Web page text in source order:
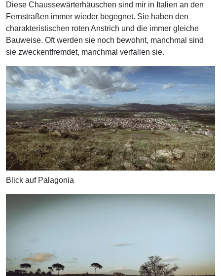
Diese Chaussewärterhäuschen sind mir in Italien an den
Fernstraßen immer wieder begegnet. Sie haben den
charakteristischen roten Anstrich und die immer gleiche
Bauweise. Oft werden sie noch bewohnt, manchmal sind
sie zweckentfremdet, manchmal verfallen sie.
Blick auf Palagonia